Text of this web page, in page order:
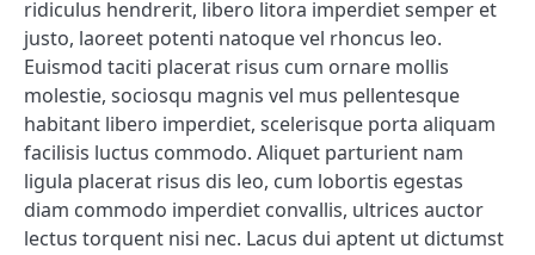
ridiculus hendrerit, libero litora imperdiet semper et
justo, laoreet potenti natoque vel rhoncus leo.
Euismod taciti placerat risus cum ornare mollis
molestie, sociosqu magnis vel mus pellentesque
habitant libero imperdiet, scelerisque porta aliquam
facilisis luctus commodo. Aliquet parturient nam
ligula placerat risus dis leo, cum lobortis egestas
diam commodo imperdiet convallis, ultrices auctor
lectus torquent nisi nec. Lacus dui aptent ut dictumst